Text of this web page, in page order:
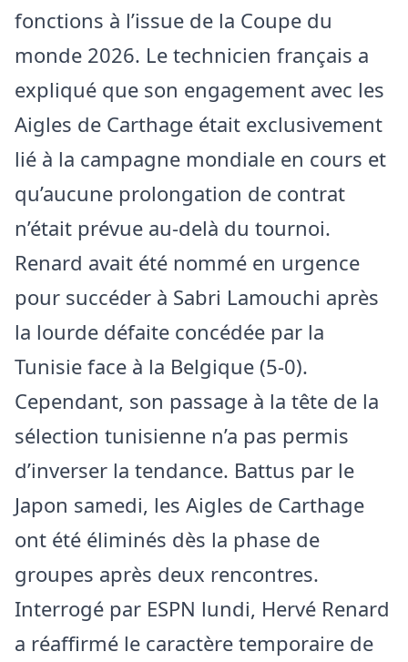
fonctions à l’issue de la Coupe du
monde 2026. Le technicien français a
expliqué que son engagement avec les
Aigles de Carthage était exclusivement
lié à la campagne mondiale en cours et
qu’aucune prolongation de contrat
n’était prévue au-delà du tournoi.
Renard avait été nommé en urgence
pour succéder à Sabri Lamouchi après
la lourde défaite concédée par la
Tunisie face à la Belgique (5-0).
Cependant, son passage à la tête de la
sélection tunisienne n’a pas permis
d’inverser la tendance. Battus par le
Japon samedi, les Aigles de Carthage
ont été éliminés dès la phase de
groupes après deux rencontres.
Interrogé par ESPN lundi, Hervé Renard
a réaffirmé le caractère temporaire de